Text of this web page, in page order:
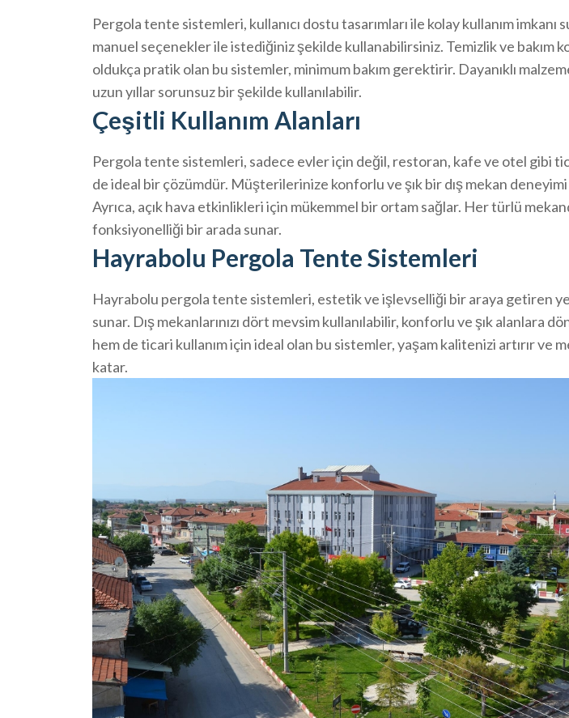
Pergola tente sistemleri, kullanıcı dostu tasarımları ile kolay kullanım imkanı
manuel seçenekler ile istediğiniz şekilde kullanabilirsiniz. Temizlik ve bakım
oldukça pratik olan bu sistemler, minimum bakım gerektirir. Dayanıklı
uzun yıllar sorunsuz bir şekilde kullanılabilir.
Çeşitli Kullanım Alanları
Pergola tente sistemleri, sadece evler için değil, restoran, kafe ve otel gibi
de ideal bir çözümdür. Müşterilerinize konforlu ve şık bir dış mekan
Ayrıca, açık hava etkinlikleri için mükemmel bir ortam sağlar. Her türlü
fonksiyonelliği bir arada sunar.
Hayrabolu Pergola Tente Sistemleri
Hayrabolu pergola tente sistemleri, estetik ve işlevselliği bir araya getiren
sunar. Dış mekanlarınızı dört mevsim kullanılabilir, konforlu ve şık alanlara
hem de ticari kullanım için ideal olan bu sistemler, yaşam kalitenizi artırır ve
katar.